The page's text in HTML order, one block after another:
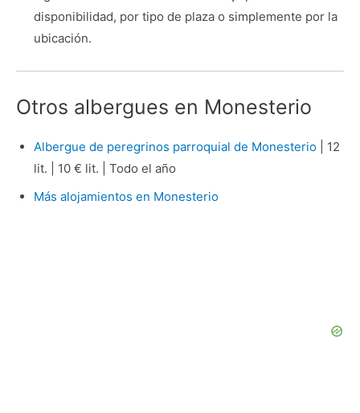
disponibilidad, por tipo de plaza o simplemente por la
ubicación.
Otros albergues en Monesterio
Albergue de peregrinos parroquial de Monesterio| 12
lit. | 10 € lit. | Todo el año
Más alojamientos en Monesterio